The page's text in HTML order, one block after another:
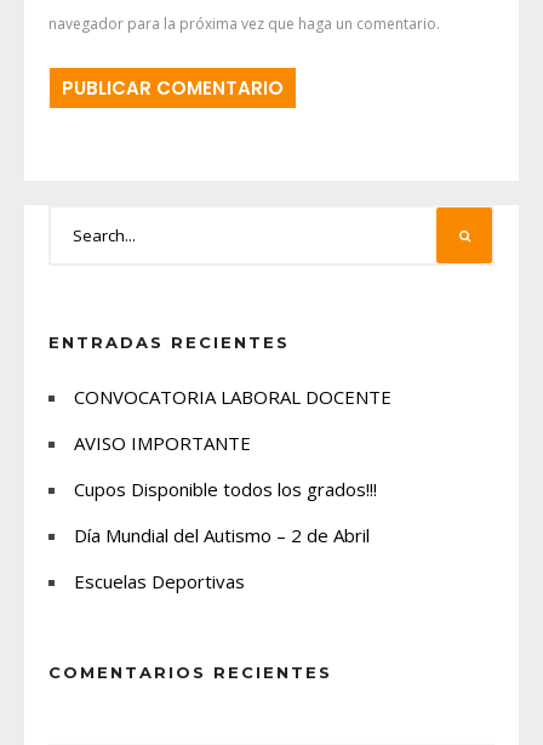
navegador para la próxima vez que haga un comentario.
ENTRADAS RECIENTES
CONVOCATORIA LABORAL DOCENTE
AVISO IMPORTANTE
Cupos Disponible todos los grados!!!
Día Mundial del Autismo – 2 de Abril
Escuelas Deportivas
COMENTARIOS RECIENTES